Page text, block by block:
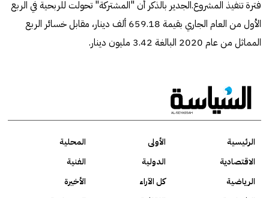
فترة تنفيذ المشروع.الجدير بالذكر أن "المشتركة" تحولت للربحية في الربع
الأول من العام الجاري بقيمة 659.18 ألف دينار، مقابل خسائر الربع
المماثل من عام 2020 البالغة 3.42 مليون دينار.
الرئيسية الأولى
المحلية
الاقتصادية
الدولية
الفنية
الرياضية
كل الآراء
الأخيرة